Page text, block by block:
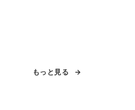
もっと見る